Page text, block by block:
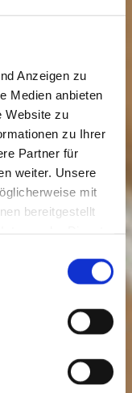
Anzeigen zu
Medien anbieten
Website zu
zu Ihrer
Partner für
weiter. Unsere
mit
bereitgestellt